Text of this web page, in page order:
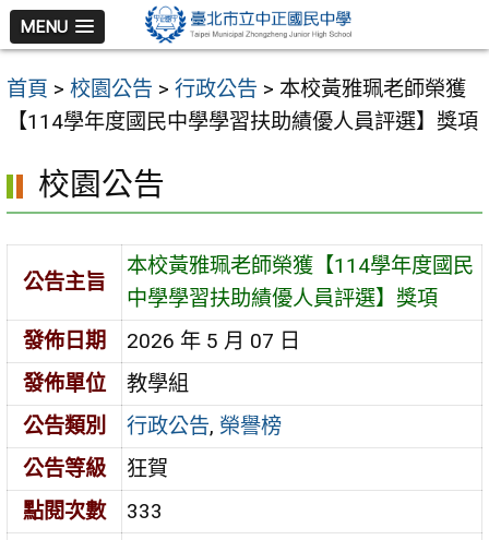
跳
至
主
容
區
MENU
首頁 > 校園公告 > 行政公告 > 本校黃雅珮老師榮獲
【114學年度國民中學學習扶助績優人員評選】獎項
校園公告
公告主旨
本校黃雅珮老師榮獲【114學年度國民
中學學習扶助績優人員評選】獎項
發佈日期
2026 年 5 月 07 日
發佈單位
教學組
公告類別
行政公告, 榮譽榜
公告等級
狂賀
點閱次數
333